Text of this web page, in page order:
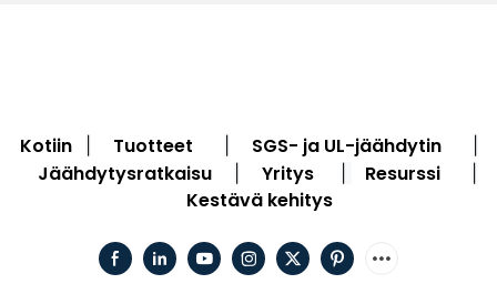
Kotiin Tuotteet SGS- ja UL-jäähdytin
Jäähdytysratkaisu Yritys Resurssi
Kestävä kehitys